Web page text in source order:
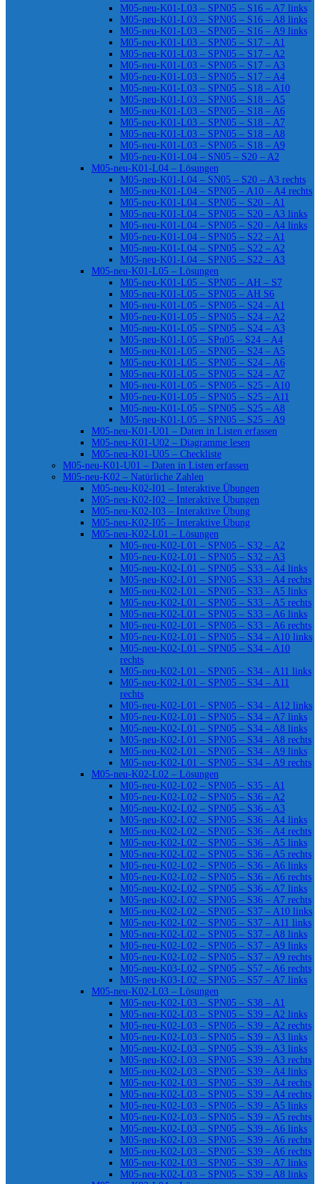
M05-neu-K01-L03 – SPN05 – S16 – A7 links
M05-neu-K01-L03 – SPN05 – S16 – A8 links
M05-neu-K01-L03 – SPN05 – S16 – A9 links
M05-neu-K01-L03 – SPN05 – S17 – A1
M05-neu-K01-L03 – SPN05 – S17 – A2
M05-neu-K01-L03 – SPN05 – S17 – A3
M05-neu-K01-L03 – SPN05 – S17 – A4
M05-neu-K01-L03 – SPN05 – S18 – A10
M05-neu-K01-L03 – SPN05 – S18 – A5
M05-neu-K01-L03 – SPN05 – S18 – A6
M05-neu-K01-L03 – SPN05 – S18 – A7
M05-neu-K01-L03 – SPN05 – S18 – A8
M05-neu-K01-L03 – SPN05 – S18 – A9
M05-neu-K01-L04 – SN05 – S20 – A2
M05-neu-K01-L04 – Lösungen
M05-neu-K01-L04 – SN05 – S20 – A3 rechts
M05-neu-K01-L04 – SPN05 – A10 – A4 rechts
M05-neu-K01-L04 – SPN05 – S20 – A1
M05-neu-K01-L04 – SPN05 – S20 – A3 links
M05-neu-K01-L04 – SPN05 – S20 – A4 links
M05-neu-K01-L04 – SPN05 – S22 – A1
M05-neu-K01-L04 – SPN05 – S22 – A2
M05-neu-K01-L04 – SPN05 – S22 – A3
M05-neu-K01-L05 – Lösungen
M05-neu-K01-L05 – SPN05 – AH – S7
M05-neu-K01-L05 – SPN05 – AH S6
M05-neu-K01-L05 – SPN05 – S24 – A1
M05-neu-K01-L05 – SPN05 – S24 – A2
M05-neu-K01-L05 – SPN05 – S24 – A3
M05-neu-K01-L05 – SPn05 – S24 – A4
M05-neu-K01-L05 – SPN05 – S24 – A5
M05-neu-K01-L05 – SPN05 – S24 – A6
M05-neu-K01-L05 – SPN05 – S24 – A7
M05-neu-K01-L05 – SPN05 – S25 – A10
M05-neu-K01-L05 – SPN05 – S25 – A11
M05-neu-K01-L05 – SPN05 – S25 – A8
M05-neu-K01-L05 – SPN05 – S25 – A9
M05-neu-K01-U01 – Daten in Listen erfassen
M05-neu-K01-U02 – Diagramme lesen
M05-neu-K01-U05 – Checkliste
M05-neu-K01-U01 – Daten in Listen erfassen
M05-neu-K02 – Natürliche Zahlen
M05-neu-K02-I01 – Interaktive Übungen
M05-neu-K02-I02 – Interaktive Übungen
M05-neu-K02-I03 – Interaktive Übung
M05-neu-K02-I05 – Interaktive Übung
M05-neu-K02-L01 – Lösungen
M05-neu-K02-L01 – SPN05 – S32 – A2
M05-neu-K02-L01 – SPN05 – S32 – A3
M05-neu-K02-L01 – SPN05 – S33 – A4 links
M05-neu-K02-L01 – SPN05 – S33 – A4 rechts
M05-neu-K02-L01 – SPN05 – S33 – A5 links
M05-neu-K02-L01 – SPN05 – S33 – A5 rechts
M05-neu-K02-L01 – SPN05 – S33 – A6 links
M05-neu-K02-L01 – SPN05 – S33 – A6 rechts
M05-neu-K02-L01 – SPN05 – S34 – A10 links
M05-neu-K02-L01 – SPN05 – S34 – A10
rechts
M05-neu-K02-L01 – SPN05 – S34 – A11 links
M05-neu-K02-L01 – SPN05 – S34 – A11
rechts
M05-neu-K02-L01 – SPN05 – S34 – A12 links
M05-neu-K02-L01 – SPN05 – S34 – A7 links
M05-neu-K02-L01 – SPN05 – S34 – A8 links
M05-neu-K02-L01 – SPN05 – S34 – A8 rechts
M05-neu-K02-L01 – SPN05 – S34 – A9 links
M05-neu-K02-L01 – SPN05 – S34 – A9 rechts
M05-neu-K02-L02 – Lösungen
M05-neu-K02-L02 – SPN05 – S35 – A1
M05-neu-K02-L02 – SPN05 – S36 – A2
M05-neu-K02-L02 – SPN05 – S36 – A3
M05-neu-K02-L02 – SPN05 – S36 – A4 links
M05-neu-K02-L02 – SPN05 – S36 – A4 rechts
M05-neu-K02-L02 – SPN05 – S36 – A5 links
M05-neu-K02-L02 – SPN05 – S36 – A5 rechts
M05-neu-K02-L02 – SPN05 – S36 – A6 links
M05-neu-K02-L02 – SPN05 – S36 – A6 rechts
M05-neu-K02-L02 – SPN05 – S36 – A7 links
M05-neu-K02-L02 – SPN05 – S36 – A7 rechts
M05-neu-K02-L02 – SPN05 – S37 – A10 links
M05-neu-K02-L02 – SPN05 – S37 – A11 links
M05-neu-K02-L02 – SPN05 – S37 – A8 links
M05-neu-K02-L02 – SPN05 – S37 – A9 links
M05-neu-K02-L02 – SPN05 – S37 – A9 rechts
M05-neu-K03-L02 – SPN05 – S57 – A6 rechts
M05-neu-K03-L02 – SPN05 – S57 – A7 links
M05-neu-K02-L03 – Lösungen
M05-neu-K02-L03 – SPN05 – S38 – A1
M05-neu-K02-L03 – SPN05 – S39 – A2 links
M05-neu-K02-L03 – SPN05 – S39 – A2 rechts
M05-neu-K02-L03 – SPN05 – S39 – A3 links
M05-neu-K02-L03 – SPN05 – S39 – A3 links
M05-neu-K02-L03 – SPN05 – S39 – A3 rechts
M05-neu-K02-L03 – SPN05 – S39 – A4 links
M05-neu-K02-L03 – SPN05 – S39 – A4 rechts
M05-neu-K02-L03 – SPN05 – S39 – A4 rechts
M05-neu-K02-L03 – SPN05 – S39 – A5 links
M05-neu-K02-L03 – SPN05 – S39 – A5 rechts
M05-neu-K02-L03 – SPN05 – S39 – A6 links
M05-neu-K02-L03 – SPN05 – S39 – A6 rechts
M05-neu-K02-L03 – SPN05 – S39 – A6 rechts
M05-neu-K02-L03 – SPN05 – S39 – A7 links
M05-neu-K02-L03 – SPN05 – S39 – A8 links